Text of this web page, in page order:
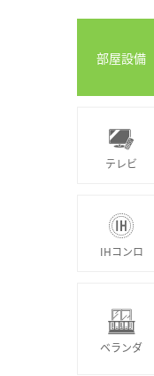
部屋設備
テレビ
IHコンロ
ベランダ